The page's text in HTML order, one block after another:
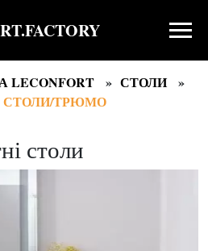
СТОЛИ
СТОЛИ/ТРЮМО
столи